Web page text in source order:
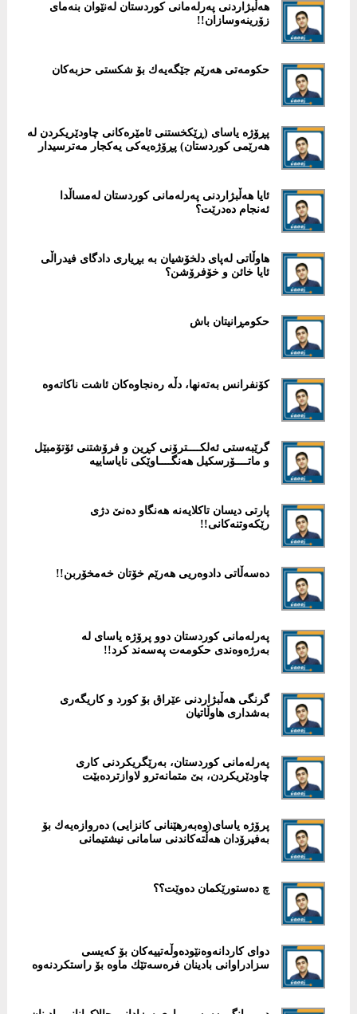
هەڵبژاردنی پەرلەمانی كوردستان لەنێوان بنەمای
زۆرینەوسازان!!
حكومەتی هەرێم جێگەیەك بۆ شكستی حزبەکان
پڕۆژە یاسای (ڕێكخستنی ئامێرەكانی چاودێریكردن لە
هەرێمی كوردستان) پڕۆژەیەكی یەكجار مەترسیدار
ئایا هەڵبژاردنی پەرلەمانی كوردستان لەمساڵدا
ئەنجام دەدرێت؟
‎هاوڵاتی لەپای دلخۆشیان بە بڕیاری دادگای فیدراڵی
ئایا خائن و خۆفرۆشن؟
حكومڕانیتان باش
كۆنفرانس بەتەنها، دڵە رەنجاوەکان ئاشت ناکاتەوە
گرێبەستی ئەلکــــترۆنی كڕین و فرۆشتنی ئۆتۆمبێل
و ماتــــۆرسکیل هەنگــــاوێكی نایاساییە
پارتی دیسان تاكلایەنە هەنگاو دەنێ دژی
رێكەوتنەكانی!!
پەرلەمانی كوردستان دوو پرۆژە یاسای لە
بەرژەوەندی حكومەت پەسەند كرد!!
گرنگی هەڵبژاردنی عێراق بۆ كورد و كاریگەری
بەشداری هاوڵاتیان
پەرلەمانی كوردستان، بەرێگریكردنی كاری
چاودێریكردن، بێ متمانەترو لاوازتردەبێت
پرۆژە یاسای(وەبەرهێنانی كانزایی) دەروازەیەك بۆ
بەفیرۆدان هەڵتەكاندنی سامانی نیشتیمانی
چ دەستورێكمان دەوێت؟؟
دوای كاردانەوەنێودەوڵەتییەکان بۆ کەیسى
سزادراوانى بادینان فرەسەتێك ماوە بۆ راستكردنەوە